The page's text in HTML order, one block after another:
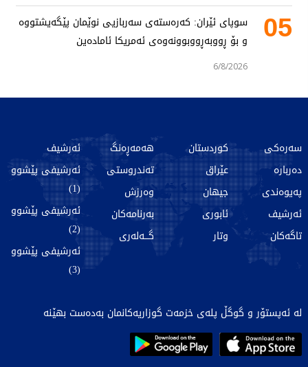
05
سوپای ئێران: کەرەستەی سەربازیی نوێمان پێگەیشتووە
و بۆ ڕووبەڕووبوونەوەی ئەمریکا ئامادەین
6/8/2026
سەرەکی
دەربارە
پەیوەندی
ئەرشیف
تاگەکان
کوردستان
عێراق
جیهان
ئابوری
وتار
هەمەڕەنگ
تەندروستی
وەرزش
بەرنامەکان
گـــەلەری
ئەرشیف
ئەرشیفی پێشوو
(1)
ئەرشیفی پێشوو
(2)
ئەرشیفی پێشوو
(3)
لە ئەپستۆر و گوگڵ پلەی خزمەت گوزاریەکانمان بەدەست بهێنە